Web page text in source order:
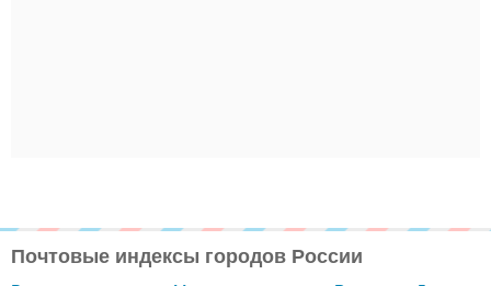
Почтовые индексы городов России